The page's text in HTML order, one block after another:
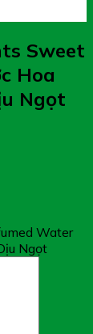
Sweet
Hoa
Ngọt
Water
Ngọt